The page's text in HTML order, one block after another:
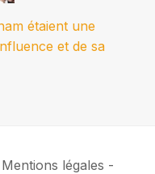
étaient une
et de sa
légales -